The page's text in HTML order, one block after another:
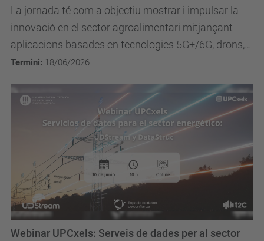
La jornada té com a objectiu mostrar i impulsar la
innovació en el sector agroalimentari mitjançant
aplicacions basades en tecnologies 5G+/6G, drons,
sensors, satèl·lits, dades i intel·ligència...
Termini: 18/06/2026
Webinar UPCxels: Serveis de dades per al sector